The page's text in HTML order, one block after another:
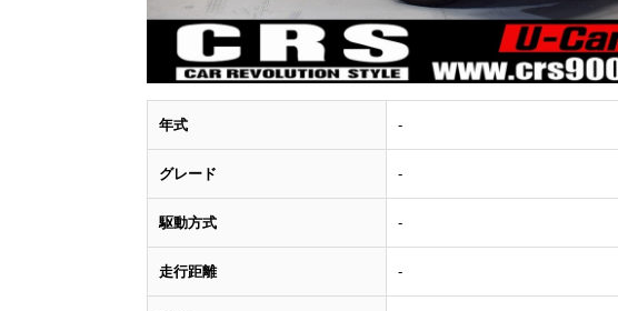
年式 -
グレード -
駆動方式 -
走行距離 -